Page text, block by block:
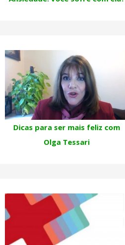
Dicas para ser mais feliz com
Olga Tessari